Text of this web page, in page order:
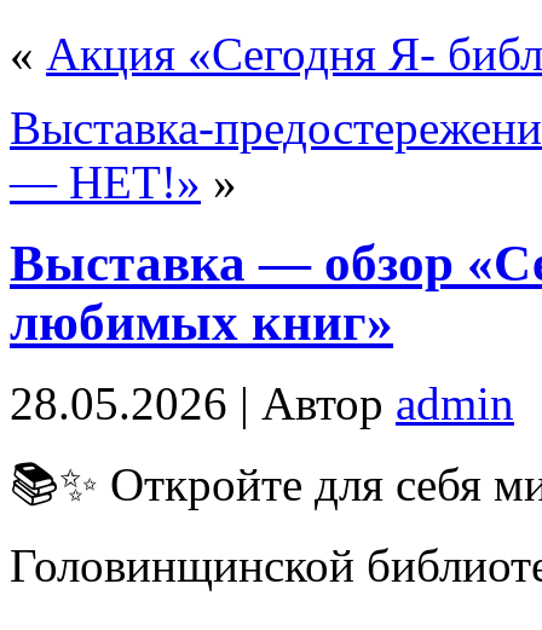
« Акция «Сегодня Я-
Выставка-
— НЕТ!» »
Выставка — обзор
любимых книг»
28.05.2026 | Автор admin
📚✨ Откройте для себя
Головинщинской